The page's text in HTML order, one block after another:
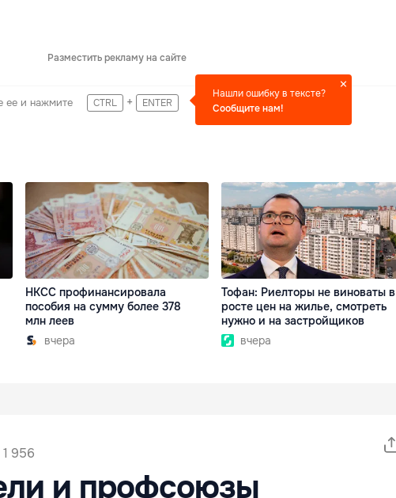
Разместить рекламу на сайте
ее и нажмите CTRL + ENTER
Нашли ошибку в тексте?
Сообщите нам!
НКСС профинансировала
пособия на сумму более 378
млн леев
вчера
Тофан: Риелторы не виноваты в
росте цен на жилье, смотреть
нужно и на застройщиков
вчера
1 956
и профсоюзы